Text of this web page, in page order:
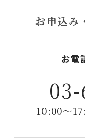
お申込み
お電
10:00〜